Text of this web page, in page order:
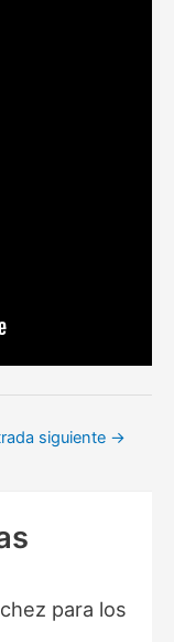
siguiente →
para los